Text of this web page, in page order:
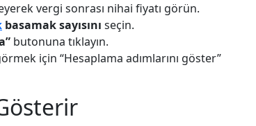
vergi sonrası nihai fiyatı görün.
basamak sayısını seçin.
butonuna tıklayın.
için “Hesaplama adımlarını göster”